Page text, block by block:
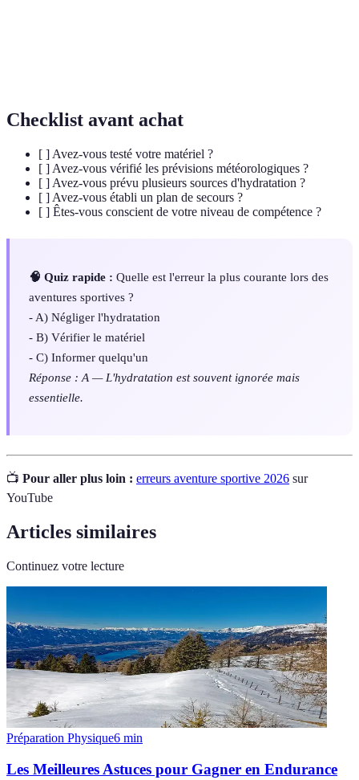
Checklist avant achat
[ ] Avez-vous testé votre matériel ?
[ ] Avez-vous vérifié les prévisions météorologiques ?
[ ] Avez-vous prévu plusieurs sources d'hydratation ?
[ ] Avez-vous établi un plan de secours ?
[ ] Êtes-vous conscient de votre niveau de compétence ?
🧠 Quiz rapide : Quelle est l'erreur la plus courante lors des
aventures sportives ?
- A) Négliger l'hydratation
- B) Vérifier le matériel
- C) Informer quelqu'un
Réponse : A — L'hydratation est souvent ignorée mais
essentielle.
📺 Pour aller plus loin : erreurs aventure sportive 2026 sur
YouTube
Articles similaires
Continuez votre lecture
Préparation Physique6 min
Les Meilleures Astuces pour Gagner en Endurance